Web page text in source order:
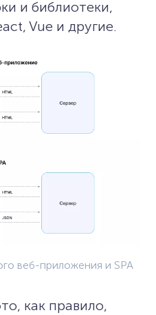
и библиотеки,
Vue и другие.
веб-приложения и SPA
как правило,